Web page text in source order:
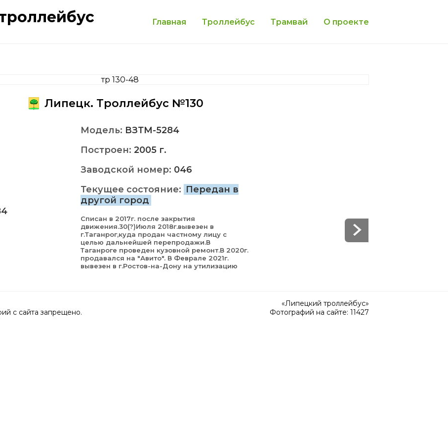
Главная Троллейбус Трамвай О проекте
Липецк. Троллейбус №130
Модель: ВЗТМ-5284
Построен: 2005 г.
Заводской номер: 046
Текущее состояние: Передан в
другой город
Списан в 2017г. после закрытия
движения.30(?)Июля 2018г.вывезен в
г.Таганрог,куда продан частному лицу с
целью дальнейшей перепродажи.В
Таганроге проведен кузовной ремонт.В 2020г.
продавался на "Авито". В Феврале 2021г.
вывезен в г.Ростов-на-Дону на утилизацию
с сайта запрещено.
«Липецкий троллейбус»
Фотографий на сайте: 11427